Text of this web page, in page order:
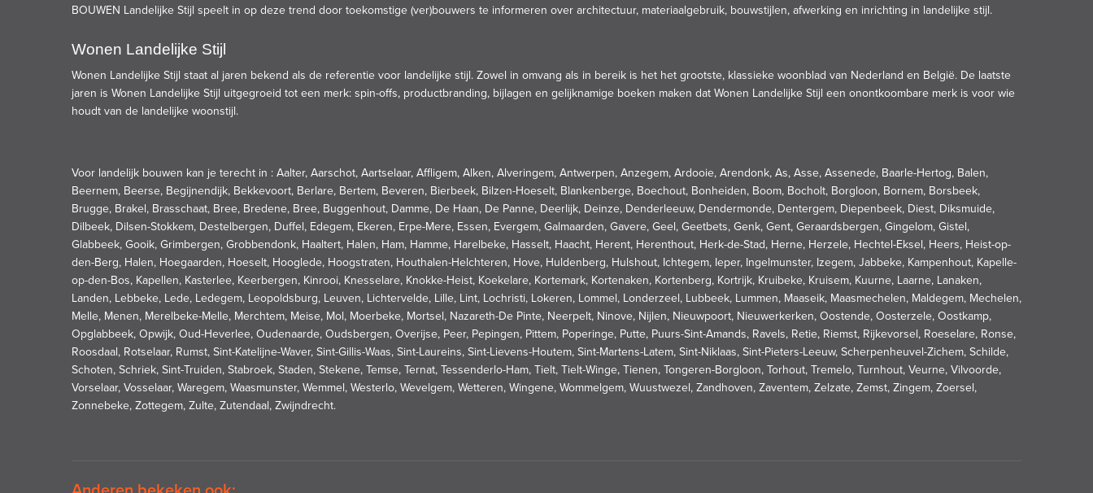
BOUWEN Landelijke Stijl speelt in op deze trend door toekomstige (ver)bouwers te informeren over architectuur, materiaalgebruik, bouwstijlen, afwerking en inrichting in landelijke stijl.
Wonen Landelijke Stijl
Wonen Landelijke Stijl staat al jaren bekend als de referentie voor landelijke stijl. Zowel in omvang als in bereik is het het grootste, klassieke woonblad van Nederland en België. De laatste
jaren is Wonen Landelijke Stijl uitgegroeid tot een merk: spin-offs, productbranding, bijlagen en gelijknamige boeken maken dat Wonen Landelijke Stijl een onontkoombare merk is voor wie
houdt van de landelijke woonstijl.
Voor landelijk bouwen kan je terecht in : Aalter, Aarschot, Aartselaar, Affligem, Alken, Alveringem, Antwerpen, Anzegem, Ardooie, Arendonk, As, Asse, Assenede, Baarle-Hertog, Balen,
Beernem, Beerse, Begijnendijk, Bekkevoort, Berlare, Bertem, Beveren, Bierbeek, Bilzen-Hoeselt, Blankenberge, Boechout, Bonheiden, Boom, Bocholt, Borgloon, Bornem, Borsbeek,
Brugge, Brakel, Brasschaat, Bree, Bredene, Bree, Buggenhout, Damme, De Haan, De Panne, Deerlijk, Deinze, Denderleeuw, Dendermonde, Dentergem, Diepenbeek, Diest, Diksmuide,
Dilbeek, Dilsen-Stokkem, Destelbergen, Duffel, Edegem, Ekeren, Erpe-Mere, Essen, Evergem, Galmaarden, Gavere, Geel, Geetbets, Genk, Gent, Geraardsbergen, Gingelom, Gistel,
Glabbeek, Gooik, Grimbergen, Grobbendonk, Haaltert, Halen, Ham, Hamme, Harelbeke, Hasselt, Haacht, Herent, Herenthout, Herk-de-Stad, Herne, Herzele, Hechtel-Eksel, Heers, Heist-op-
den-Berg, Halen, Hoegaarden, Hoeselt, Hooglede, Hoogstraten, Houthalen-Helchteren, Hove, Huldenberg, Hulshout, Ichtegem, Ieper, Ingelmunster, Izegem, Jabbeke, Kampenhout, Kapelle-
op-den-Bos, Kapellen, Kasterlee, Keerbergen, Kinrooi, Knesselare, Knokke-Heist, Koekelare, Kortemark, Kortenaken, Kortenberg, Kortrijk, Kruibeke, Kruisem, Kuurne, Laarne, Lanaken,
Landen, Lebbeke, Lede, Ledegem, Leopoldsburg, Leuven, Lichtervelde, Lille, Lint, Lochristi, Lokeren, Lommel, Londerzeel, Lubbeek, Lummen, Maaseik, Maasmechelen, Maldegem, Mechelen,
Melle, Menen, Merelbeke-Melle, Merchtem, Meise, Mol, Moerbeke, Mortsel, Nazareth-De Pinte, Neerpelt, Ninove, Nijlen, Nieuwpoort, Nieuwerkerken, Oostende, Oosterzele, Oostkamp,
Opglabbeek, Opwijk, Oud-Heverlee, Oudenaarde, Oudsbergen, Overijse, Peer, Pepingen, Pittem, Poperinge, Putte, Puurs-Sint-Amands, Ravels, Retie, Riemst, Rijkevorsel, Roeselare, Ronse,
Roosdaal, Rotselaar, Rumst, Sint-Katelijne-Waver, Sint-Gillis-Waas, Sint-Laureins, Sint-Lievens-Houtem, Sint-Martens-Latem, Sint-Niklaas, Sint-Pieters-Leeuw, Scherpenheuvel-Zichem, Schilde,
Schoten, Schriek, Sint-Truiden, Stabroek, Staden, Stekene, Temse, Ternat, Tessenderlo-Ham, Tielt, Tielt-Winge, Tienen, Tongeren-Borgloon, Torhout, Tremelo, Turnhout, Veurne, Vilvoorde,
Vorselaar, Vosselaar, Waregem, Waasmunster, Wemmel, Westerlo, Wevelgem, Wetteren, Wingene, Wommelgem, Wuustwezel, Zandhoven, Zaventem, Zelzate, Zemst, Zingem, Zoersel,
Zonnebeke, Zottegem, Zulte, Zutendaal, Zwijndrecht.